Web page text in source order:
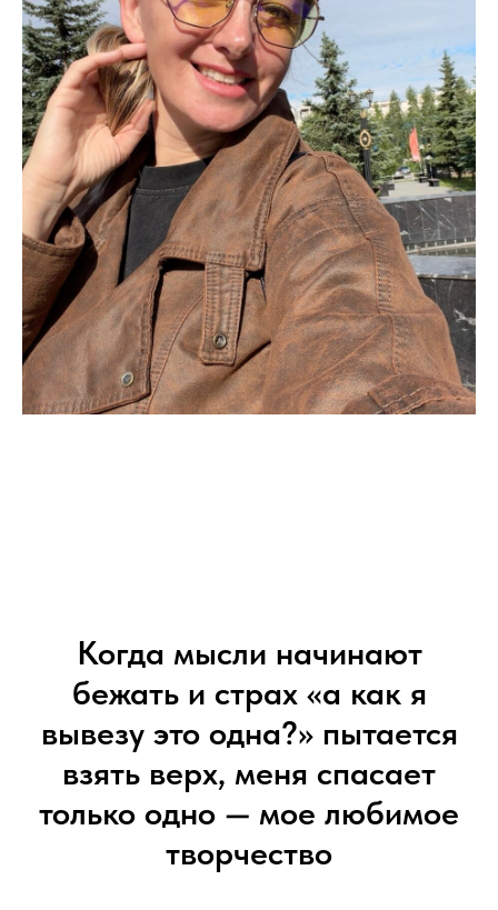
Когда мысли начинают
бежать и страх «а как я
вывезу это одна?» пытается
взять верх, меня спасает
только одно — мое любимое
творчество